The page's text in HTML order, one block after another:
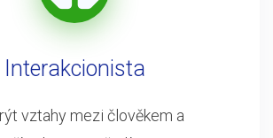
Interakcionista
vztahy mezi člověkem a